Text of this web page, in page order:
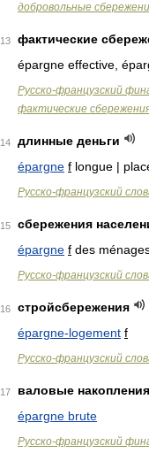
добровольные
13
фактические
épargne effective,
Русско-французский
фактические
14
длинные деньги
épargne f longue |
Русско-французский
15
сбережения
épargne f des
Русско-французский
16
стройсбережения
épargne-logement f
Русско-французский
17
валовые накопления
épargne brute
Русско-французский